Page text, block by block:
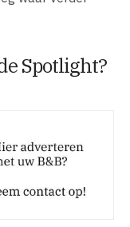
Spotlight?